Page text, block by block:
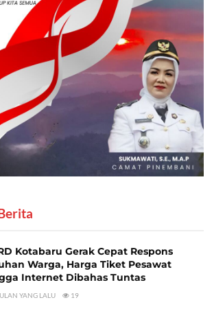
Kotabaru Gerak Cepat Respons
Warga, Harga Tiket Pesawat
Internet Dibahas Tuntas
YANG LALU 19